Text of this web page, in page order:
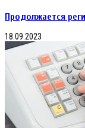
Продолжается
18.09.2023